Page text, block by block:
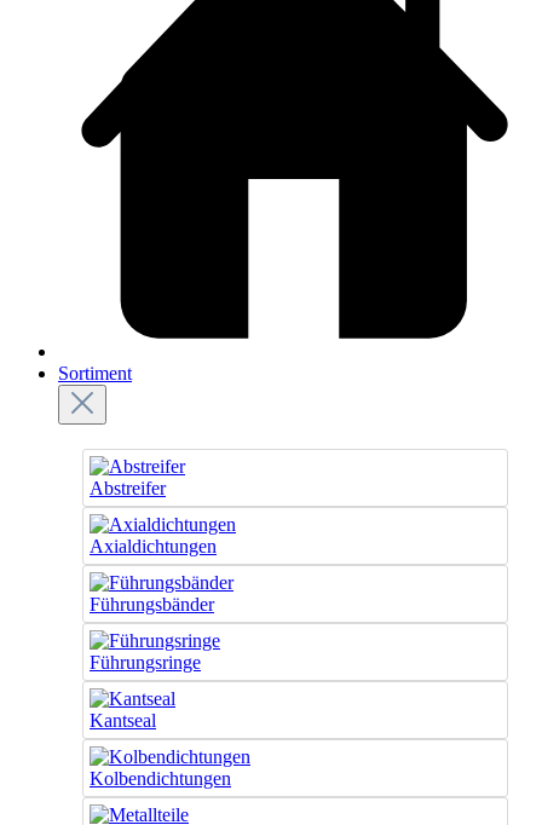
Sortiment
Abstreifer
Axialdichtungen
Führungsbänder
Führungsringe
Kantseal
Kolbendichtungen